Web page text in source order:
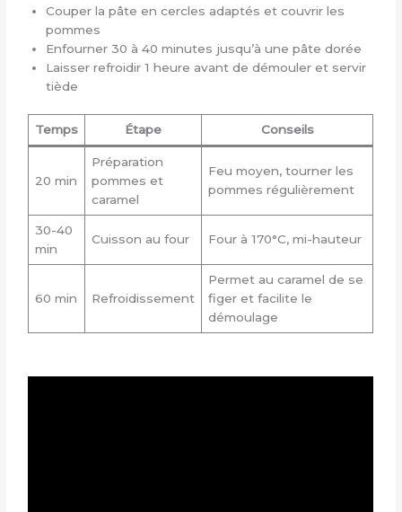
Couper la pâte en cercles adaptés et couvrir les
pommes
Enfourner 30 à 40 minutes jusqu’à une pâte dorée
Laisser refroidir 1 heure avant de démouler et servir
tiède
Temps Étape Conseils
20 min
Préparation
pommes et
caramel
Feu moyen, tourner les
pommes régulièrement
30-40
min
Cuisson au four Four à 170°C, mi-hauteur
60 min Refroidissement
Permet au caramel de se
figer et facilite le
démoulage